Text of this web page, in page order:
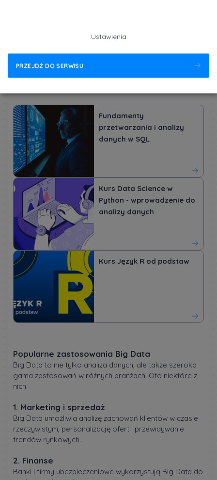
Fundamenty
przetwarzania i analizy
danych w SQL
Kurs Data Science w
Python - wprowadzenie do
analizy danych
Kurs Język R od podstaw
Popularne zastosowania Big Data
Big Data to nie tylko analiza danych, ale także szeroka
gama zastosowań w różnych branżach. Oto niektóre z
nich:
1. Marketing i sprzedaż
Big Data umożliwia analizę zachowań klientów w czasie
rzeczywistym, personalizację ofert i przewidywanie
trendów rynkowych.
2. Finanse
Banki i firmy ubezpieczeniowe wykorzystują Big Data do
Ustawienia
PRZEJDŹ DO SERWISU